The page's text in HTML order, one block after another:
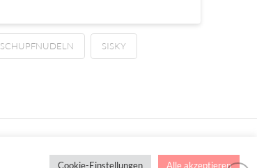
SCHUPFNUDELN SISKY
Cookie-Einstellungen Alle akzeptieren